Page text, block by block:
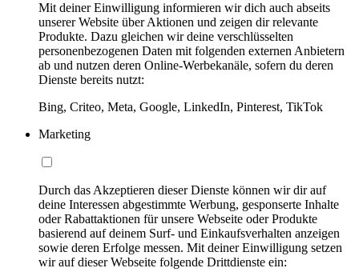
Mit deiner Einwilligung informieren wir dich auch abseits
unserer Website über Aktionen und zeigen dir relevante
Produkte. Dazu gleichen wir deine verschlüsselten
personenbezogenen Daten mit folgenden externen Anbietern
ab und nutzen deren Online-Werbekanäle, sofern du deren
Dienste bereits nutzt:
Bing, Criteo, Meta, Google, LinkedIn, Pinterest, TikTok
Marketing
Durch das Akzeptieren dieser Dienste können wir dir auf
deine Interessen abgestimmte Werbung, gesponserte Inhalte
oder Rabattaktionen für unsere Webseite oder Produkte
basierend auf deinem Surf- und Einkaufsverhalten anzeigen
sowie deren Erfolge messen. Mit deiner Einwilligung setzen
wir auf dieser Webseite folgende Drittdienste ein: